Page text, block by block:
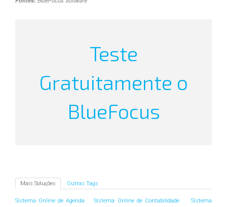
Teste
Gratuitamente o
BlueFocus
Mais Soluções Outras Tags
Sistema Online de Agenda Sistema Online de Contabilidade
Sistema